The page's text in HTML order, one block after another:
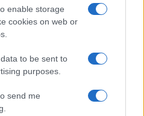
enable storage
cookies on web or
to be sent to
purposes.
send me
is a „komplett
Köves Slomó
markáns
én rendkívül
is csak egy
sanda kihasználása